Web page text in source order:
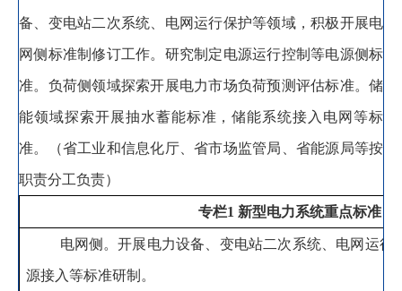
备、 变电站二次系统、 电网运行保护等领域， 积极开展电
网侧标准制修订工作。研究制定电源运行控制等电源侧标
准。 负荷侧领域探索开展电力市场负荷预测评估标准。 储
能领域探索开展抽水蓄能标准 ，储能系统接入电网等标
准。 （省工业和信息化厅、省市场监管局、省能源局等按
职责分工负责）
专栏1 新型电力系统重点标准
电网侧 。开展电力设备、变电站二次系统、电网运行
源接入等标准研制 。